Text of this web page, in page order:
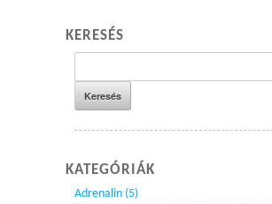
KERESÉS
KATEGÓRIÁK
Adrenalin (5)